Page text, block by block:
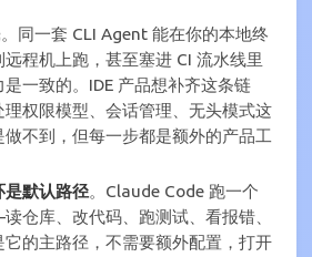
。同一套 CLI Agent 能在你的本地终
程机上跑，甚至塞进 CI 流水线里
一致的。IDE 产品想补齐这条链
理权限模型、会话管理、无头模式这
不到，但每一步都是额外的产品工
是默认路径。Claude Code 跑一个
仓库、改代码、跑测试、看报错、
的主路径，不需要额外配置，打开